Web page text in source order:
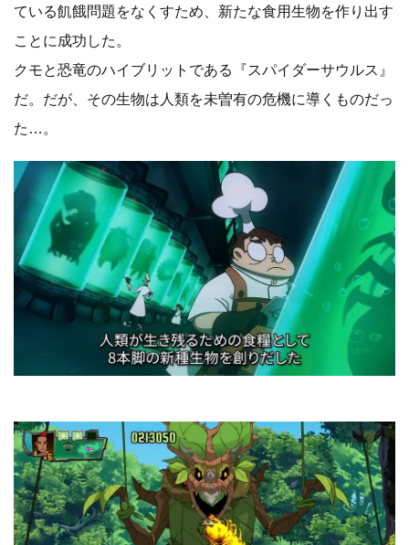
ている飢餓問題をなくすため、新たな食用生物を作り出す
ことに成功した。
クモと恐竜のハイブリットである『スパイダーサウルス』
だ。だが、その生物は人類を未曽有の危機に導くものだっ
た…。